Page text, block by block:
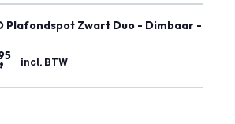
Plafondspot Zwart Duo - Dimbaar - 3W
incl. BTW